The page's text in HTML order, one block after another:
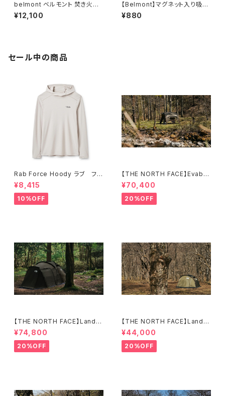
belmont ベルモント 焚き火台
TABI (グリルエクステンション
付き)
¥12,100
【Belmont】マグネット入り吸盤
3Pセット
¥880
セール中の商品
Rab Force Hoody ラブ フォ
ースフーディー（メンズ）
¥8,415
10%OFF
【THE NORTH FACE】Evaba
se 6
¥70,400
20%OFF
【THE NORTH FACE】Lander
6
¥74,800
20%OFF
【THE NORTH FACE】Lander
2
¥44,000
20%OFF